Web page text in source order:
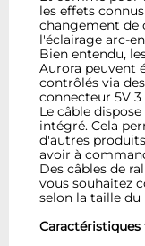
les effets
changement de
l'éclairage arc-
Bien entendu,
Aurora peuvent
contrôlés via
connecteur 5V
Le câble
intégré. Cela
d'autres
avoir à
Des câbles de
vous souhaitez
selon la taille du
Caractéristiques